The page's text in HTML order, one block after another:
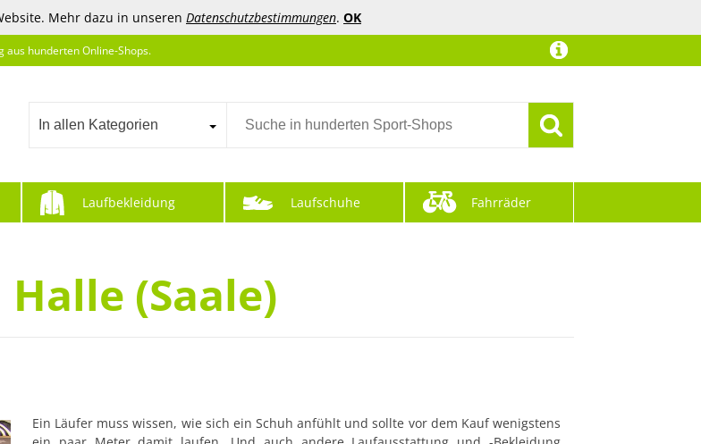
Mehr dazu in unseren Datenschutzbestimmungen. OK
hunderten Online-Shops.
In allen Kategorien
Laufbekleidung Laufschuhe Fahrräder
(Saale)
Ein Läufer muss wissen, wie sich ein Schuh anfühlt und sollte vor dem Kauf wenigstens